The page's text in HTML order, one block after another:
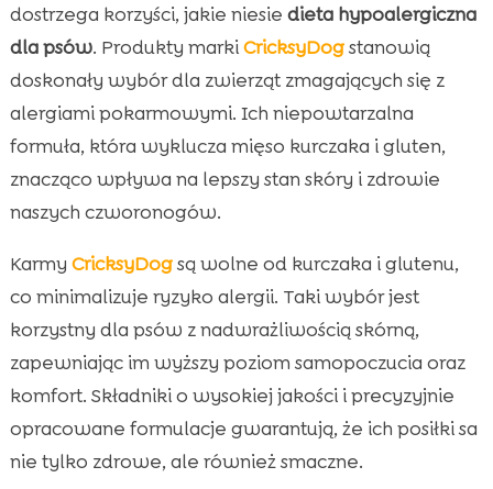
dostrzega korzyści, jakie niesie dieta hypoalergiczna
dla psów. Produkty markiCricksyDogstanowią
doskonały wybór dla zwierząt zmagających się z
alergiami pokarmowymi. Ich niepowtarzalna
formuła, która wyklucza mięso kurczaka i gluten,
znacząco wpływa na lepszy stan skóry i zdrowie
naszych czworonogów.
Karmy CricksyDogsą wolne od kurczaka i glutenu,
co minimalizuje ryzyko alergii. Taki wybór jest
korzystny dla psów z nadwrażliwością skórną,
zapewniając im wyższy poziom samopoczucia oraz
komfort. Składniki o wysokiej jakości i precyzyjnie
opracowane formulacje gwarantują, że ich posiłki sa
nie tylko zdrowe, ale również smaczne.